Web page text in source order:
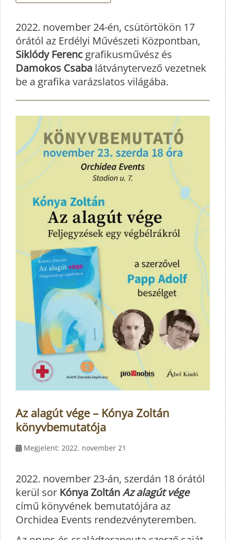
2022. november 24-én, csütörtökön 17
órától az Erdélyi Művészeti Központban,
Siklódy Ferencgrafikusművész és
Damokos Csaba látványtervező vezetnek
be a grafika varázslatos világába.
Az alagút vége – Kónya Zoltán
könyvbemutatója
Megjelent: 2022. november 21
2022. november 23-án, szerdán 18 órától
kerül sor Kónya ZoltánAz alagút vége
című könyvének bemutatójára az
Orchidea Events rendezvényteremben.